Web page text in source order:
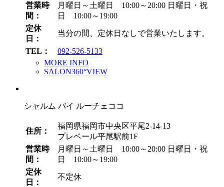
営業時
間：
月曜日～土曜日 10:00～20:00 日曜日・祝
日 10:00～19:00
定休
日：
当分の間、定休日なしで営業いたします。
TEL：
092-526-5133
MORE INFO
SALON360°VIEW
シャルム バイ ルーチェココ
住所：
福岡県福岡市中央区平尾2-14-13
プレベール平尾駅前1F
営業時
間：
月曜日～土曜日 10:00～20:00 日曜日・祝
日 10:00～19:00
定休
日：
不定休